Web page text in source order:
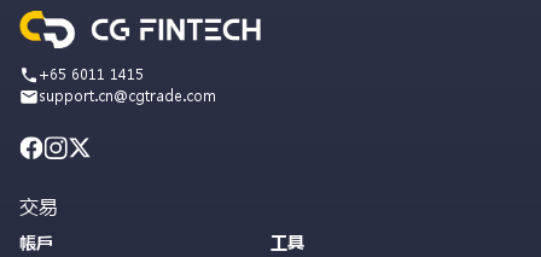
+65 6011 1415
support.cn@cgtrade.com
交易
帳戶
工具